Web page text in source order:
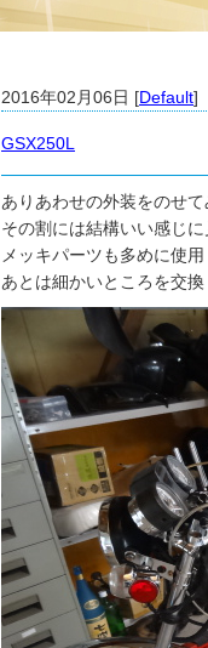
2016年02月06日 [Default]
GSX250L
ありあわせの外装をのせ
その割には結構いい感じ
メッキパーツも多めに使
あとは細かいところを交